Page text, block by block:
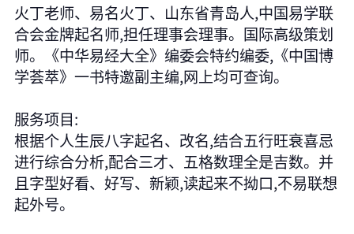
火丁老师、易名火丁、山东省青岛人,中国易学联
合会金牌起名师,担任理事会理事。国际高级策划
师。《中华易经大全》编委会特约编委,《中国博
学荟萃》一书特邀副主编,网上均可查询。
服务项目:
根据个人生辰八字起名、改名,结合五行旺衰喜忌
进行综合分析,配合三才、五格数理全是吉数。并
且字型好看、好写、新颖,读起来不拗口,不易联想
起外号。